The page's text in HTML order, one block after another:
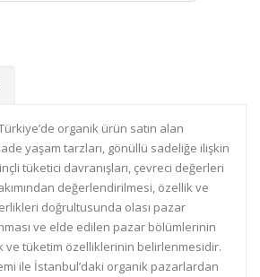
Türkiye’de organik ürün satın alan
yaşam tarzları, gönüllü sadeliğe ilişkin
tüketici davranışları, çevreci değerleri
değerlendirilmesi, özellik ve
doğrultusunda olası pazar
ve elde edilen pazar bölümlerinin
ve tüketim özelliklerinin belirlenmesidir.
ile İstanbul’daki organik pazarlardan